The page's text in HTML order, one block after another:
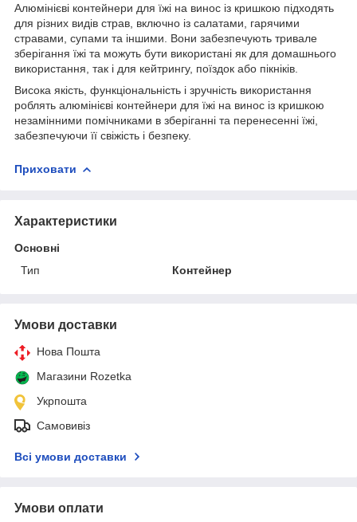
Алюмінієві контейнери для їжі на винос із кришкою підходять
для різних видів страв, включно із салатами, гарячими
стравами, супами та іншими. Вони забезпечують тривале
зберігання їжі та можуть бути використані як для домашнього
використання, так і для кейтрингу, поїздок або пікніків.
Висока якість, функціональність і зручність використання
роблять алюмінієві контейнери для їжі на винос із кришкою
незамінними помічниками в зберіганні та перенесенні їжі,
забезпечуючи її свіжість і безпеку.
Приховати
Характеристики
Основні
Тип
Контейнер
Умови доставки
Нова Пошта
Магазини Rozetka
Укрпошта
Самовивіз
Всі умови доставки
Умови оплати